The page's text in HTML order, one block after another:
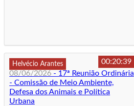
Helvécio Arantes
00:20:39
08/06/2026 - 17ª Reunião Ordinária
- Comissão de Meio Ambiente,
Defesa dos Animais e Política
Urbana